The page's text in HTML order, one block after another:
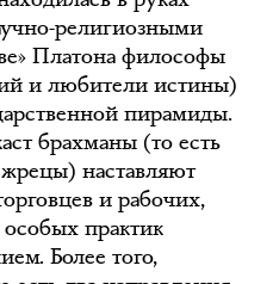
религиозными
Платона философы
и любители истины)
пирамиды.
брахманы (то есть
наставляют
и рабочих,
практик
Более того,